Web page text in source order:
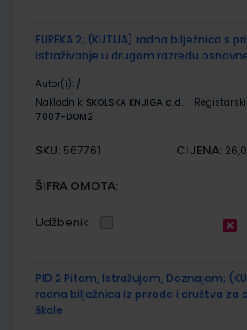
EUREKA 2; (KUTIJA) radna bilježnica s
istraživanje u drugom razredu
Autor(i): /
Nakladnik: ŠKOLSKA KNJIGA d.d.
7007-DOM2
SKU: 567761 CIJENA:
ŠIFRA OMOTA:
Udžbenik
PID 2 Pitam, Istražujem, Doznajem;
radna bilježnica iz prirode i društva za
škole